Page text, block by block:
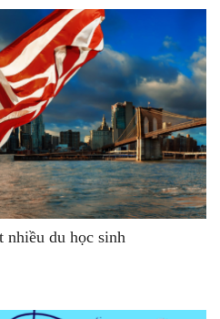
nhiều du học sinh